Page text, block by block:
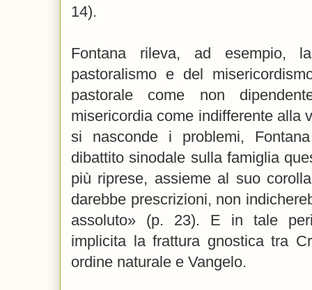
14).
Fontana rileva, ad esempio,
pastoralismo e del
pastorale come non
misericordia come indifferente alla
si nasconde i problemi,
dibattito sinodale sulla famiglia
più riprese, assieme al suo
darebbe prescrizioni, non
assoluto» (p. 23). E in tale
implicita la frattura gnostica tra
ordine naturale e Vangelo.